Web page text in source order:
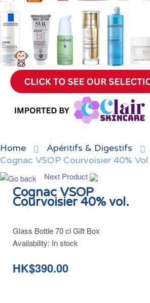
Home Apéritifs & Digestifs
Cognac VSOP Courvoisier 40% Vol.
Next Product
Cognac VSOP
Courvoisier 40% vol.
Glass Bottle 70 cl Gift Box
Availability: In stock
HK$390.00